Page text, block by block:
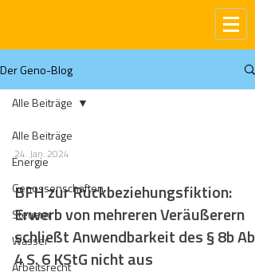
Der Geno-Blog
Alle Beiträge
Energie
Genossenschaften
Steuern
Wasser
Arbeitsrecht
Alle Beiträge
24. Jan. 2024
BFH zur Rückbeziehungsfiktion:
Erwerb von mehreren Veräußerern
schließt Anwendbarkeit des § 8b Abs.
4 S. 6 KStG nicht aus